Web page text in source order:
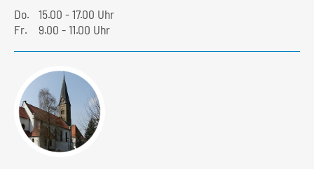
Do.
15.00 - 17.00 Uhr
Fr.
9.00 - 11.00 Uhr